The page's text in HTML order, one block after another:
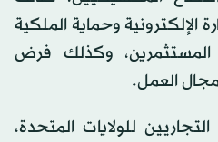
الإلكترونية وحماية الملكية
المستثمرين، وكذلك فرض
العمل.
للولايات المتحدة،